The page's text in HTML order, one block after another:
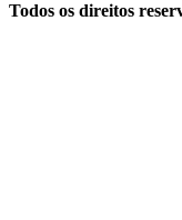
Todos os direitos